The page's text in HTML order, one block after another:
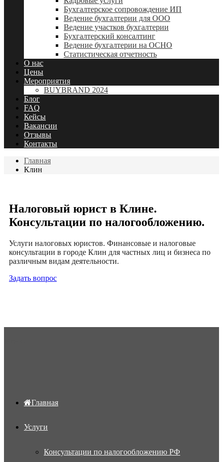
Бухгалтерское сопровождение ИП
Ведение бухгалтерии для ООО
Ведение участков бухгалтерии
Бухгалтерский консалтинг
Ведение бухгалтерии на ОСНО
Статистическая отчетность
О нас
Цены
Мероприятия
BUYBRAND 2024
Блог
FAQ
Кейсы
Вакансии
Отзывы
Контакты
Главная
Клин
Налоговый юрист в Клине.
Консультации по налогообложению.
Услуги налоговых юристов. Финансовые и налоговые
консультации в городе Клин для частных лиц и бизнеса по
различным видам деятельности.
Задать вопрос
Главная
Услуги
Консультации по налогообложению РФ